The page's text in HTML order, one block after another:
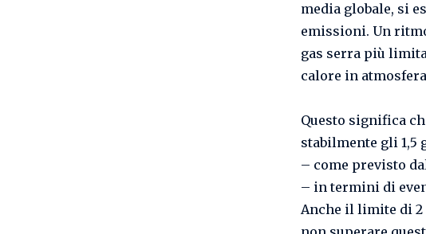
media globale, si
emissioni. Un
gas serra più
calore in
Questo significa
stabilmente gli 1,5
– come previsto
– in termini di
Anche il limite di 2